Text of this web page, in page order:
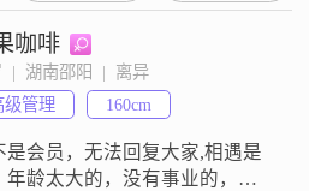
不用有太大的脾气我害怕呀，
时就是一个智商不高还有可能
你传染，不过没关系就这样一
小孩子一样无忧无虑的玩。对
个人的感情我觉得他是互相
不是一个单方面付出，他就是
两个人一起运营他
咖啡
|  湖南邵阳  |  离异
级管理
160cm
是会员，无法回复大家,相遇是
年龄太大的，没有事业的，个